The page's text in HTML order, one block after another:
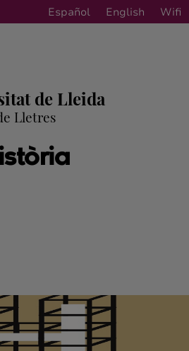
Español English Wifi
de Lleida
Lletres